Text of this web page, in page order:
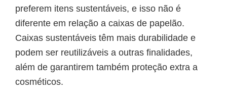
preferem itens sustentáveis, e isso não é
diferente em relação a caixas de papelão.
Caixas sustentáveis têm mais durabilidade e
podem ser reutilizáveis a outras finalidades,
além de garantirem também proteção extra a
cosméticos.